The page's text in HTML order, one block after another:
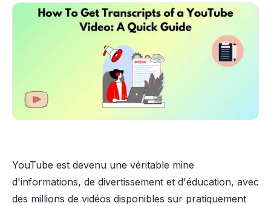
YouTube est devenu une véritable mine
d'informations, de divertissement et d'éducation, avec
des millions de vidéos disponibles sur pratiquement